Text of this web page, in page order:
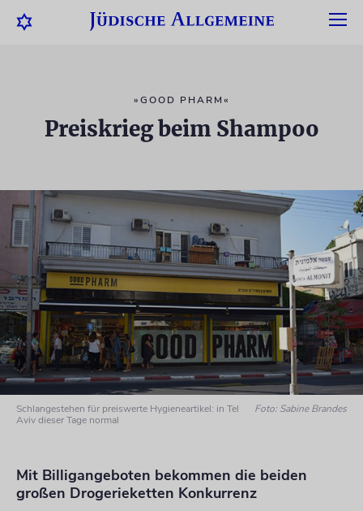
»GOOD PHARM«
Preiskrieg beim Shampoo
Schlangestehen für preiswerte Hygieneartikel: in Tel
Aviv dieser Tage normal
Foto: Sabine Brandes
Mit Billigangeboten bekommen die beiden
großen Drogerieketten Konkurrenz